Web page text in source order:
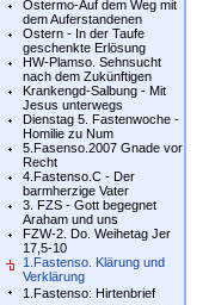
Ostermo-Auf dem Weg mit
dem Auferstandenen
Ostern - In der Taufe
geschenkte Erlösung
HW-Plamso. Sehnsucht
nach dem Zukünftigen
Krankengd-Salbung - Mit
Jesus unterwegs
Dienstag 5. Fastenwoche -
Homilie zu Num
5.Fasenso.2007 Gnade vor
Recht
4.Fastenso.C - Der
barmherzige Vater
3. FZS - Gott begegnet
Araham und uns
FZW-2. Do. Weihetag Jer
17,5-10
1.Fastenso. Klärung und
Verklärung
1.Fastenso: Hirtenbrief